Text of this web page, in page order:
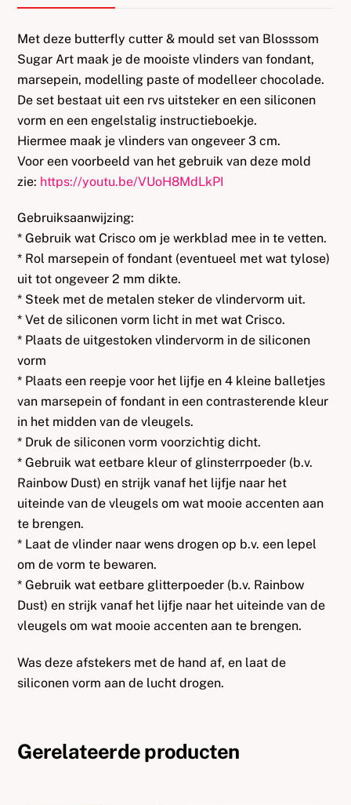
Met deze butterfly cutter & mould set van Blosssom
Sugar Art maak je de mooiste vlinders van fondant,
marsepein, modelling paste of modelleer chocolade.
De set bestaat uit een rvs uitsteker en een siliconen
vorm en een engelstalig instructieboekje.
Hiermee maak je vlinders van ongeveer 3 cm.
Voor een voorbeeld van het gebruik van deze mold
zie: https://youtu.be/VUoH8MdLkPI
Gebruiksaanwijzing:
* Gebruik wat Crisco om je werkblad mee in te vetten.
* Rol marsepein of fondant (eventueel met wat tylose)
uit tot ongeveer 2 mm dikte.
* Steek met de metalen steker de vlindervorm uit.
* Vet de siliconen vorm licht in met wat Crisco.
* Plaats de uitgestoken vlindervorm in de siliconen
vorm
* Plaats een reepje voor het lijfje en 4 kleine balletjes
van marsepein of fondant in een contrasterende kleur
in het midden van de vleugels.
* Druk de siliconen vorm voorzichtig dicht.
* Gebruik wat eetbare kleur of glinsterrpoeder (b.v.
Rainbow Dust) en strijk vanaf het lijfje naar het
uiteinde van de vleugels om wat mooie accenten aan
te brengen.
* Laat de vlinder naar wens drogen op b.v. een lepel
om de vorm te bewaren.
* Gebruik wat eetbare glitterpoeder (b.v. Rainbow
Dust) en strijk vanaf het lijfje naar het uiteinde van de
vleugels om wat mooie accenten aan te brengen.
Was deze afstekers met de hand af, en laat de
siliconen vorm aan de lucht drogen.
Gerelateerde producten